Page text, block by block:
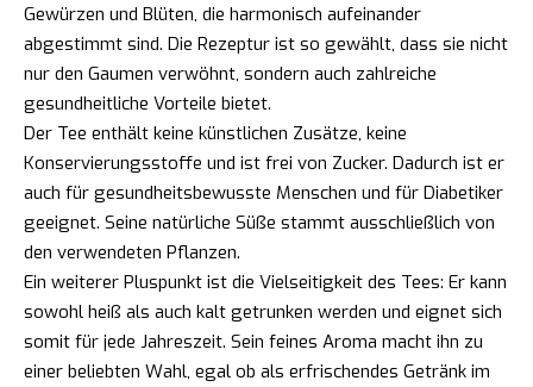
Gewürzen und Blüten, die harmonisch aufeinander
abgestimmt sind. Die Rezeptur ist so gewählt, dass sie nicht
nur den Gaumen verwöhnt, sondern auch zahlreiche
gesundheitliche Vorteile bietet.
Der Tee enthält keine künstlichen Zusätze, keine
Konservierungsstoffe und ist frei von Zucker. Dadurch ist er
auch für gesundheitsbewusste Menschen und für Diabetiker
geeignet. Seine natürliche Süße stammt ausschließlich von
den verwendeten Pflanzen.
Ein weiterer Pluspunkt ist die Vielseitigkeit des Tees: Er kann
sowohl heiß als auch kalt getrunken werden und eignet sich
somit für jede Jahreszeit. Sein feines Aroma macht ihn zu
einer beliebten Wahl, egal ob als erfrischendes Getränk im